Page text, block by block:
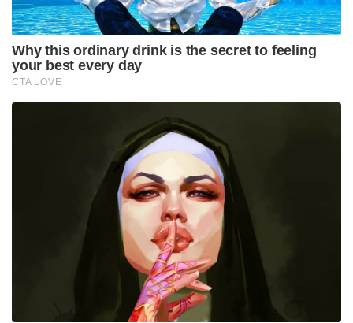
Why this ordinary drink is the secret to feeling
your best every day
CTA LOVE